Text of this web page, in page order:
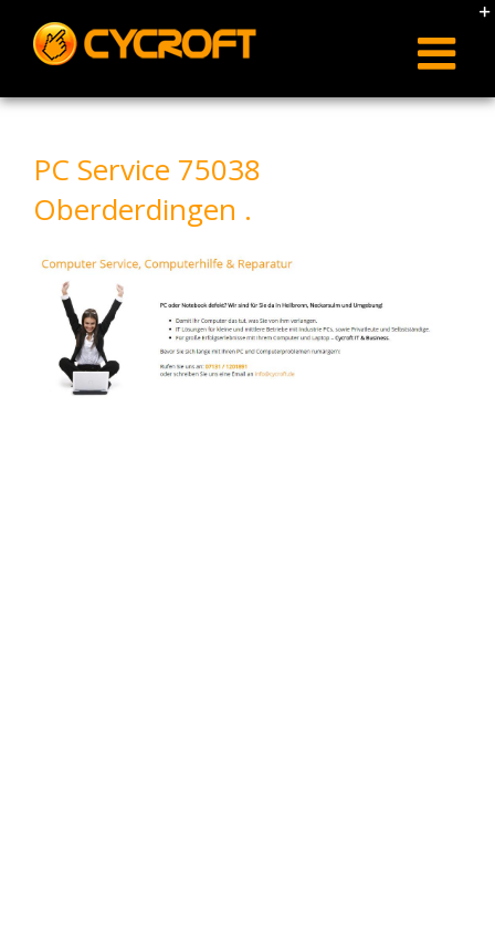
content
PC Service 75038
Oberderdingen .